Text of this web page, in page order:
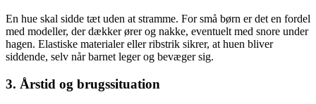
En hue skal sidde tæt uden at stramme. For små børn er det en fordel
med modeller, der dækker ører og nakke, eventuelt med snore under
hagen. Elastiske materialer eller ribstrik sikrer, at huen bliver
siddende, selv når barnet leger og bevæger sig.
3. Årstid og brugssituation